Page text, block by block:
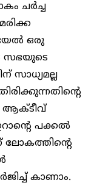
ചർച്ച
ഒരു
സഭയുടെ
സാധ്യമല്ല
ആക്ടീവ്
പക്കൽ
കാണാം.